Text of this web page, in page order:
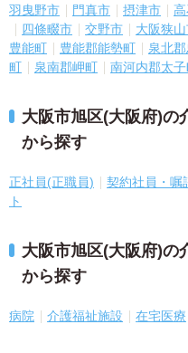
羽曳野市
門真市 摂津市
四條畷市
交野市 大阪狭
豊能町
豊能郡能勢町 泉北
町
泉南郡岬町 南河内郡太
大阪市旭区(大阪府)の
から探す
正社員(正職員) 契約社員・嘱
ト
大阪市旭区(大阪府)の
から探す
病院 介護福祉施設 在宅医療